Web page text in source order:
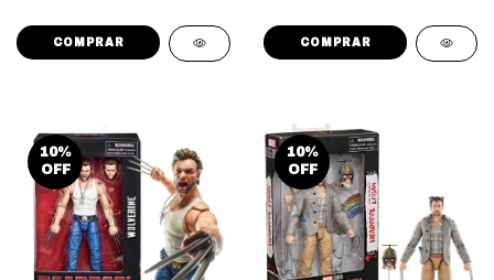
10%
OFF
10%
OFF